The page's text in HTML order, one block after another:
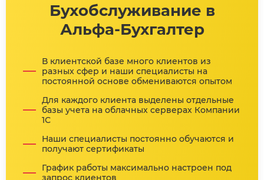
Бухобслуживание в
Альфа-Бухгалтер
В клиентской базе много клиентов из
разных сфер и наши специалисты на
постоянной основе обмениваются опытом
Для каждого клиента выделены отдельные
базы учета на облачных серверах Компании
1С
Наши специалисты постоянно обучаются и
получают сертификаты
График работы максимально настроен под
запрос клиентов